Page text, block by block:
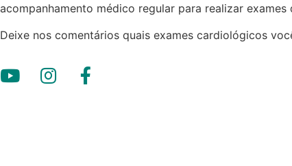
acompanhamento médico regular para realizar exames
Deixe nos comentários quais exames cardiológicos